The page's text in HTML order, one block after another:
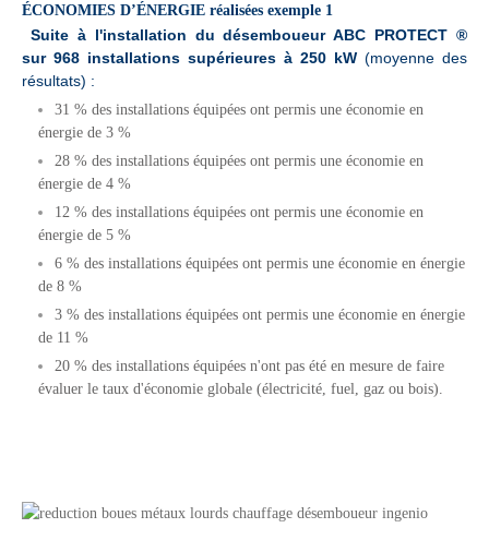
ÉCONOMIES D’ÉNERGIE réalisées exemple 1
Suite à l'installation du désemboueur ABC PROTECT ®
sur 968 installations supérieures à 250 kW (moyenne des
résultats) :
31 % des installations équipées ont permis une économie en
énergie de 3 %
28 % des installations équipées ont permis une économie en
énergie de 4 %
12 % des installations équipées ont permis une économie en
énergie de 5 %
6 % des installations équipées ont permis une économie en énergie
de 8 %
3 % des installations équipées ont permis une économie en énergie
de 11 %
20 % des installations équipées n'ont pas été en mesure de faire
évaluer le taux d'économie globale (électricité, fuel, gaz ou bois).